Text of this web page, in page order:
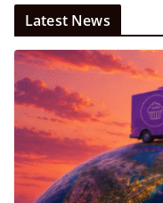
Latest News